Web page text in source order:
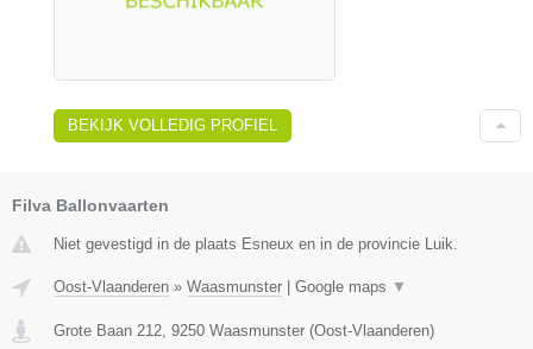
BEKIJK VOLLEDIG PROFIEL
Filva Ballonvaarten
Niet gevestigd in de plaats Esneux en in de provincie Luik.
Oost-Vlaanderen » Waasmunster | Google maps ▼
Grote Baan 212 9250 Waasmunster (Oost-Vlaanderen)